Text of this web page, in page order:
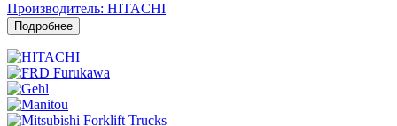
Производитель: HITACHI
Подробнее